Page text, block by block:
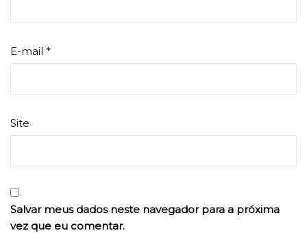
E-mail *
Site
Salvar meus dados neste navegador para a próxima
vez que eu comentar.